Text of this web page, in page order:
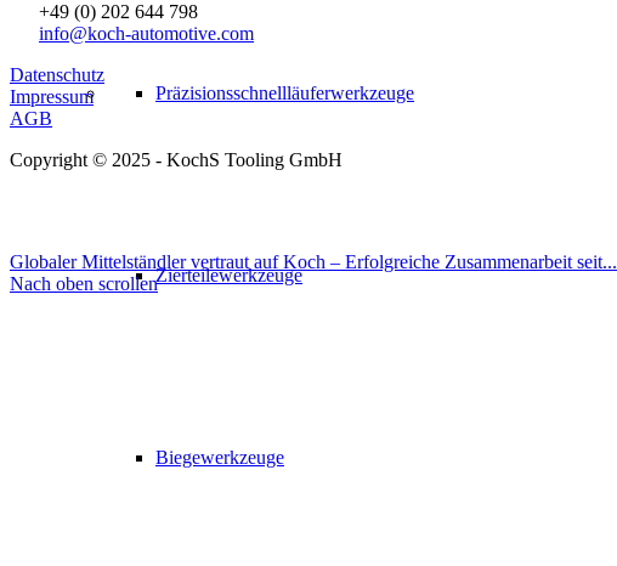
Präzisionsschnellläuferwerkzeuge
Zierteilewerkzeuge
Biegewerkzeuge
+49 (0) 202 644 798
info@koch-automotive.com
Datenschutz
Impressum
AGB
Copyright © 2025 - KochS Tooling GmbH
Globaler Mittelständler vertraut auf Koch – Erfolgreiche Zusammenarbeit seit...
Nach oben scrollen